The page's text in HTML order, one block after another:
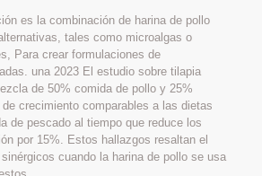
es la combinación de harina de pollo
tales como microalgas o
Para crear formulaciones de
una 2023 El estudio sobre tilapia
de 50% comida de pollo y 25%
crecimiento comparables a las dietas
de pescado al tiempo que reduce los
por 15%. Estos hallazgos resaltan el
cuando la harina de pollo se usa